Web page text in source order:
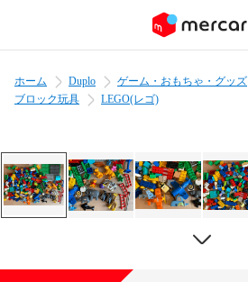
ホーム Duplo ゲーム・おもちゃ・グッズ
ブロック玩具
LEGO(レゴ)